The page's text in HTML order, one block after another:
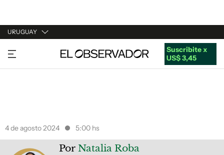
URUGUAY
URUGUAY
ARGENTINA
Suscribite x
US$ 3,45
4 de agosto 2024 5:00 hs
Por Natalia Roba